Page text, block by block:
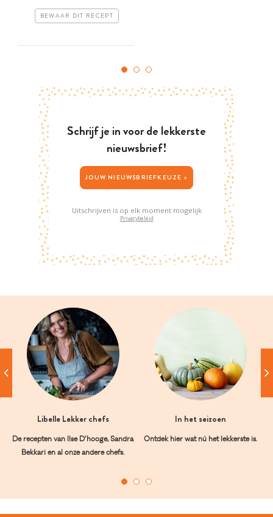
BEWAAR DIT RECEPT
Schrijf je in voor de lekkerste
nieuwsbrief!
JOUW NIEUWSBRIEFKEUZE >
Uitschrijven is op elk moment mogelijk
Privacybeleid
Libelle Lekker chefs
De recepten van Ilse D’hooge, Sandra
Bekkari en al onze andere chefs.
In het seizoen
Ontdek hier wat nú het lekkerste is.